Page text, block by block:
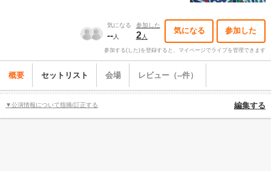
気になる
--人
参加した
2人
気になる 参加した
参加する(した)を登録すると、マイページでライブを管理できます
概要 セットリスト 会場 レビュー（--件）
▼公演情報について指摘/訂正する 編集する